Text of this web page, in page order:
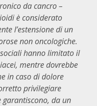
da cancro –
è considerato
l’estensione di un
non oncologiche.
hanno limitato il
mentre dovrebbe
in caso di dolore
privilegiare
garantiscono, da un